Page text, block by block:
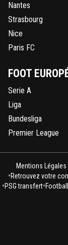
Nantes
Strasbourg
Nice
Paris FC
FOOT
Serie A
Liga
Bundesliga
Premier League
Mentions
•Retrouvez votre
•PSG transfert•Football